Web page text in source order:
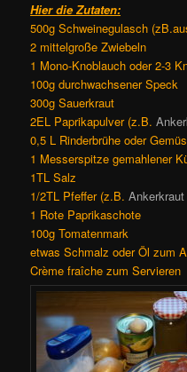
Hier die Zutaten:
500g Schweinegulasch
2 mittelgroße Zwiebeln
1 Mono-Knoblauch oder 2-3
100g durchwachsener Speck
300g Sauerkraut
2EL Paprikapulver (z.B.
0,5 L Rinderbrühe oder
1 Messerspitze gemahlener
1TL Salz
1/2TL Pfeffer (z.B.
1 Rote Paprikaschote
100g Tomatenmark
etwas Schmalz oder Öl zum
Crème fraîche zum Servieren